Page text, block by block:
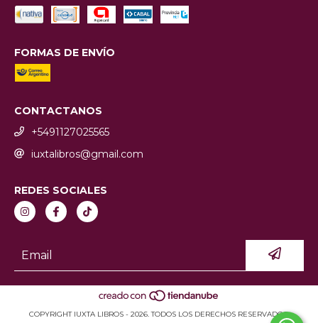
FORMAS DE ENVÍO
CONTACTANOS
+5491127025565
iuxtalibros@gmail.com
REDES SOCIALES
COPYRIGHT IUXTA LIBROS - 2026. TODOS LOS DERECHOS RESERVADOS.